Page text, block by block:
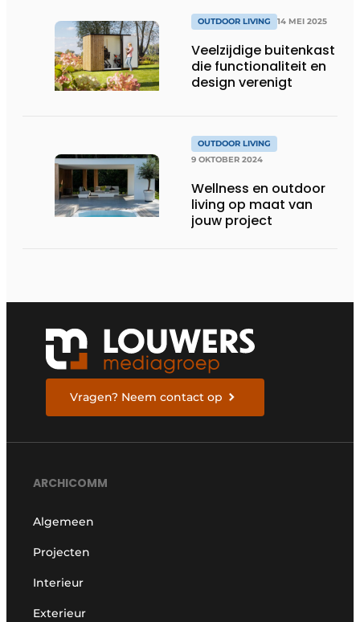
OUTDOOR LIVING 14 MEI 2025
Veelzijdige buitenkast
die functionaliteit en
design verenigt
OUTDOOR LIVING
9 OKTOBER 2024
Wellness en outdoor
living op maat van
jouw project
Vragen? Neem contact op
ARCHICOMM
Algemeen
Projecten
Interieur
Exterieur